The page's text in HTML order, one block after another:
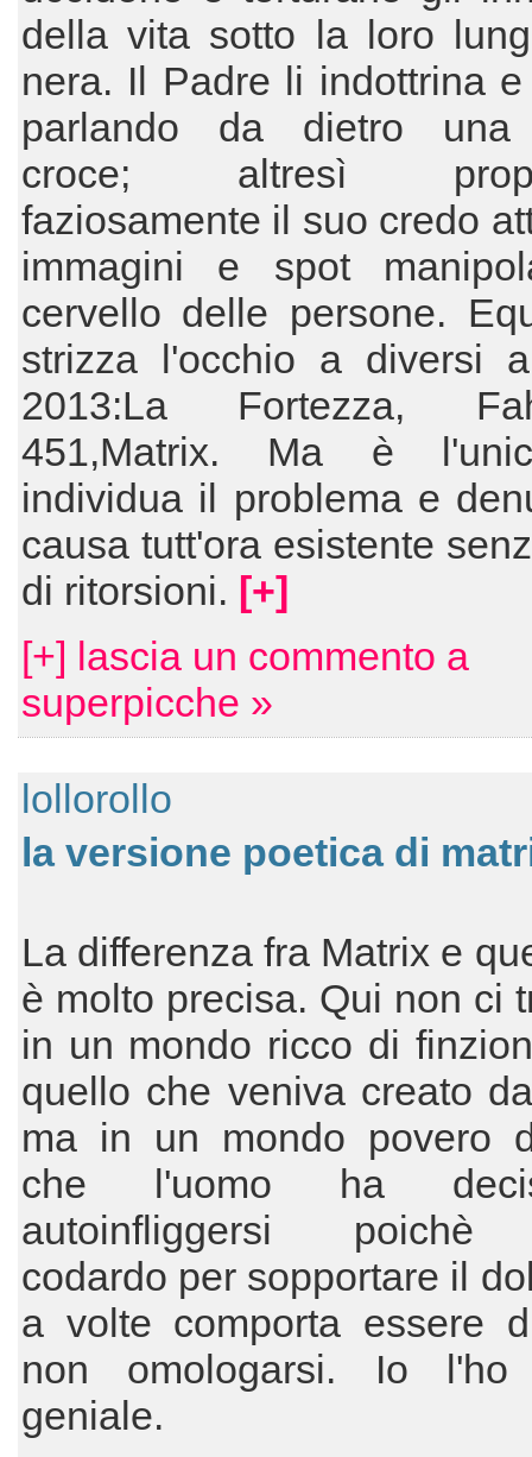
della vita sotto la loro
nera. Il Padre li indottrina
parlando da dietro una
croce; altresì
faziosamente il suo credo
immagini e spot
cervello delle persone.
strizza l'occhio a diversi
2013:La Fortezza,
451,Matrix. Ma è
individua il problema e
causa tutt'ora esistente
di ritorsioni. [+]
[+] lascia un commento a
superpicche »
lollorollo
la versione poetica di
La differenza fra Matrix e
è molto precisa. Qui non ci
in un mondo ricco di
quello che veniva creato
ma in un mondo povero
che l'uomo ha
autoinfliggersi poichè
codardo per sopportare il
a volte comporta essere
non omologarsi. Io l'ho
geniale.